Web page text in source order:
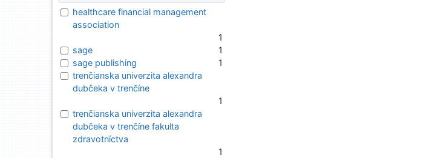
healthcare financial management
association
1
sage
1
sage publishing
1
trenčianska univerzita alexandra
dubčeka v trenčíne
1
trenčianska univerzita alexandra
dubčeka v trenčíne fakulta
zdravotníctva
1